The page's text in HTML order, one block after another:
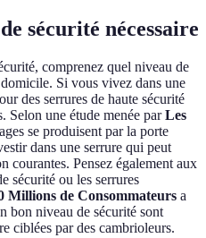
sécurité nécessaire
comprenez quel niveau de
Si vous vivez dans une
des serrures de haute sécurité
Selon une étude menée parLes
se produisent par la porte
dans une serrure qui peut
courantes. Pensez également aux
sécurité ou les serrures
Millions de Consommateurs a
bon niveau de sécurité sont
ciblées par des cambrioleurs.